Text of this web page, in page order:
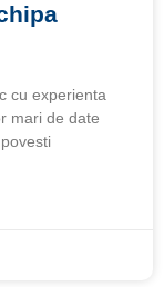
cu experienta
mari de date